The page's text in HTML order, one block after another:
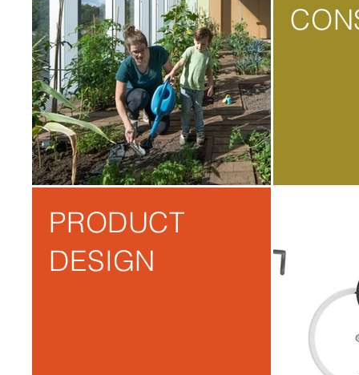
PRODUCT
DESIGN